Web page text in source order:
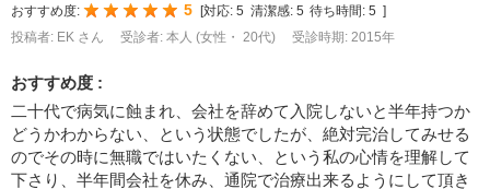
おすすめ度: 5 対応: 5 清潔感: 5 待ち時間: 5
投稿者: EK さん
受診者: 本人 (女性・ 20代) 受診時期: 2015年
おすすめ度 :
二十代で病気に蝕まれ、会社を辞めて入院しないと半年持つか
どうかわからない、という状態でしたが、絶対完治してみせる
のでその時に無職ではいたくない、という私の心情を理解して
下さり、半年間会社を休み、通院で治療出来るようにして頂き